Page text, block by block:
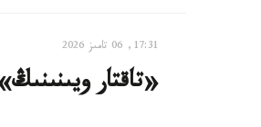
17:31, 06 تامىز 2026
«تاقتار